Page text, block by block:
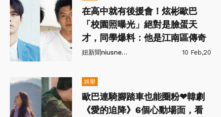
在高中就有後援會！炫彬歐巴
「校園照曝光」絕對是臉蛋天
才，同學爆料：他是江南區傳奇
妞新聞niusnews 10 Feb,20
娛樂
歐巴連騎腳踏車也能圈粉❤韓劇
《愛的迫降》6個心動場面，看